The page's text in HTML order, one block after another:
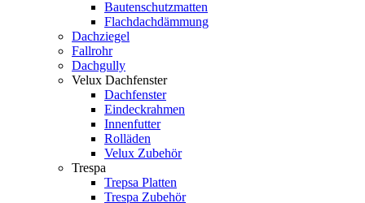
Bautenschutzmatten
Flachdachdämmung
Dachziegel
Fallrohr
Dachgully
Velux Dachfenster
Dachfenster
Eindeckrahmen
Innenfutter
Rolläden
Velux Zubehör
Trespa
Trepsa Platten
Trespa Zubehör